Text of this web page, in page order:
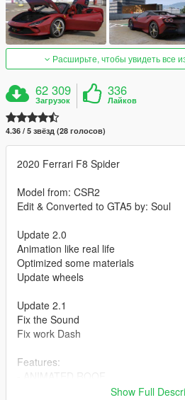
Расширьте, чтобы увидеть все
62 309
Загрузок
336
Лайков
4.36 / 5 звёзд (28 голосов)
2020 Ferrari F8 Spider
Model from: CSR2
Edit & Converted to GTA5 by: Soul
Update 2.0
Animation like real life
Optimized some materials
Update wheels
Update 2.1
Fix the Sound
Fix work Dash
Features:
- Press H to lift the rear window
Show Full